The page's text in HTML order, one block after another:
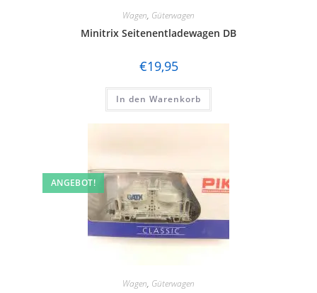
Wagen, Güterwagen
Minitrix Seitenentladewagen DB
€19,95
In den Warenkorb
ANGEBOT!
Wagen, Güterwagen